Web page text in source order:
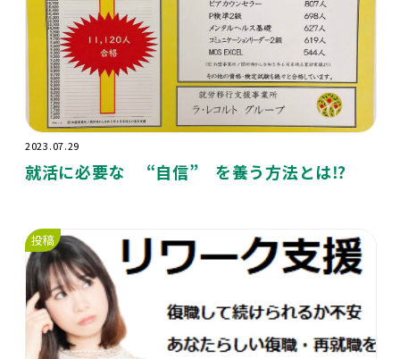
2023.07.29
就活に必要な “自信” を養う方法とは⁉️
投稿